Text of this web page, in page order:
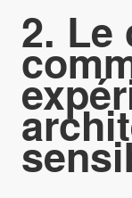
2. Le